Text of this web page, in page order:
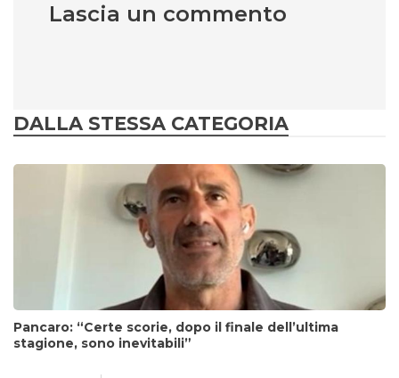
Lascia un commento
DALLA STESSA CATEGORIA
Pancaro: “Certe scorie, dopo il finale dell’ultima
stagione, sono inevitabili”